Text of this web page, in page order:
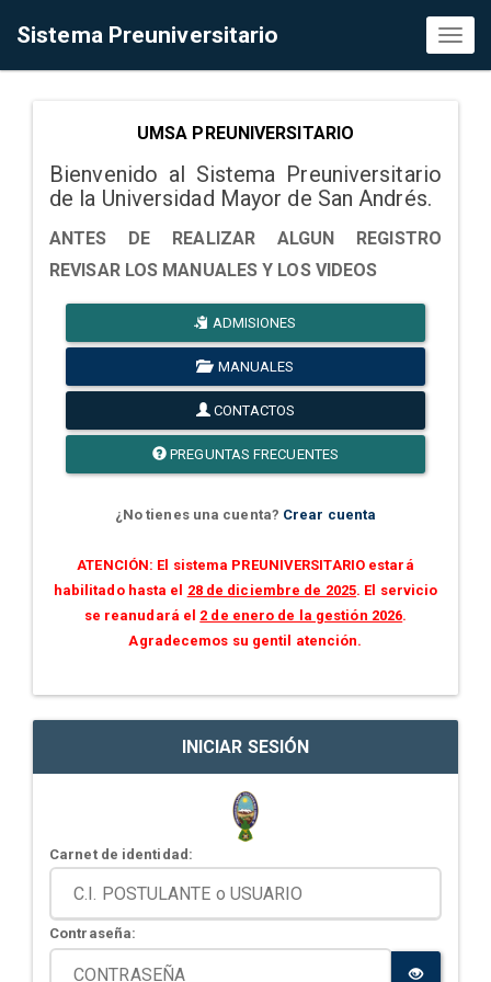
Sistema Preuniversitario
UMSA PREUNIVERSITARIO
Bienvenido al Sistema Preuniversitario
de la Universidad Mayor de San Andrés.
ANTES DE REALIZAR ALGUN REGISTRO
REVISAR LOS MANUALES Y LOS VIDEOS
ADMISIONES
MANUALES
CONTACTOS
PREGUNTAS FRECUENTES
¿No tienes una cuenta? Crear cuenta
ATENCIÓN: El sistema PREUNIVERSITARIO estará
habilitado hasta el 28 de diciembre de 2025. El servicio
se reanudará el 2 de enero de la gestión 2026.
Agradecemos su gentil atención.
INICIAR SESIÓN
Carnet de identidad:
Contraseña: